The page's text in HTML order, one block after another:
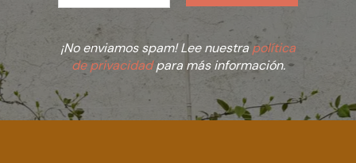
¡No enviamos spam! Lee nuestrapolítica
de privacidadpara más información.